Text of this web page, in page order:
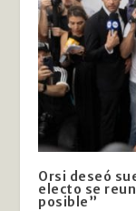
Orsi deseó
electo se
posible”